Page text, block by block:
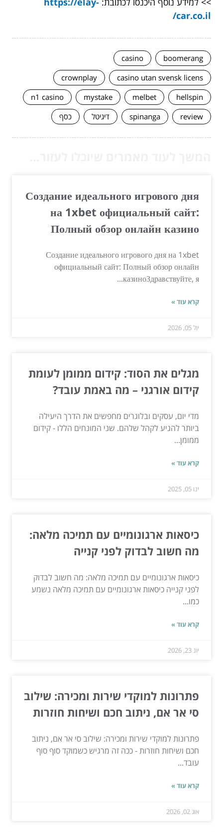
car.co.il/
boomerang
casino
casino utan svensk licens
crownplay
hellspin
melbet
mystake
n1 casino
review
spinanga דיגיטל כסף
Создание идеального игрового дня
на 1xbet официальный сайт:
Полный обзор онлайн казино
Создание идеального игрового дня на 1xbet
официальный сайт: Полный обзор онлайн
казиноЗдравствуйте, я...
קרא עוד »
יול 05, 2026
מגלים את הסוד: קידום ממומן לעומת
קידום אורגני – מה באמת עובד?
מדי יום, עסקים ובלוגרים מחפשים את הדרך היעילה
ביותר להגיע לקהל שלהם. שני המונחים הללו - קידום
ממומן...
קרא עוד »
ינו 05, 2025
כיסאות ארגונומיים עם תמיכה מלאה:
מה חשוב לבדוק לפני קנייה
כיסאות ארגונומיים עם תמיכה מלאה: מה חשוב לבדוק
לפני קנייה כיסאות ארגונומיים עם תמיכה מלאה נשמע
כמו...
קרא עוד »
יונ 23, 2026
פתרונות למוקדי שירות ומכירה: שילוב
סי אר אם, ניתוב חכם ושיחות חוזרות
פתרונות למוקדי שירות ומכירה: שילוב סי אר אם, ניתוב
חכם ושיחות חוזרות - ככה זה מרגיש כשמוקד סוף סוף
עובד...
קרא עוד »
אוג 02, 2026